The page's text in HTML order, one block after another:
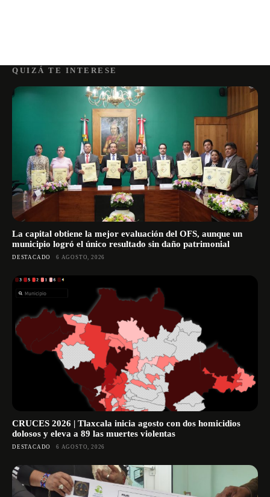
QUIZÁ TE INTERESE
La capital obtiene la mejor evaluación del OFS, aunque un
municipio logró el único resultado sin daño patrimonial
DESTACADO 6 AGOSTO, 2026
CRUCES 2026 | Tlaxcala inicia agosto con dos homicidios
dolosos y eleva a 89 las muertes violentas
DESTACADO 6 AGOSTO, 2026